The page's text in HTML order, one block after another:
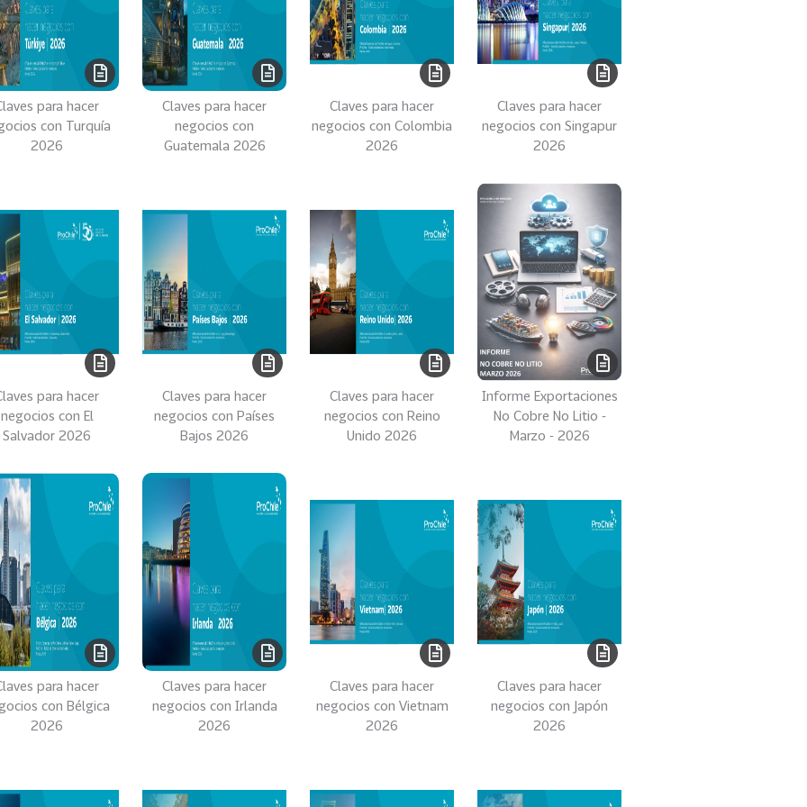
para hacer
con Turquía
2026
Claves para hacer
negocios con
Guatemala 2026
Claves para hacer
negocios con Colombia
2026
Claves para hacer
negocios con Singapur
2026
para hacer
negocios con El
Salvador 2026
Claves para hacer
negocios con Países
Bajos 2026
Claves para hacer
negocios con Reino
Unido 2026
Informe Exportaciones
No Cobre No Litio -
Marzo - 2026
para hacer
con Bélgica
2026
Claves para hacer
negocios con Irlanda
2026
Claves para hacer
negocios con Vietnam
2026
Claves para hacer
negocios con Japón
2026